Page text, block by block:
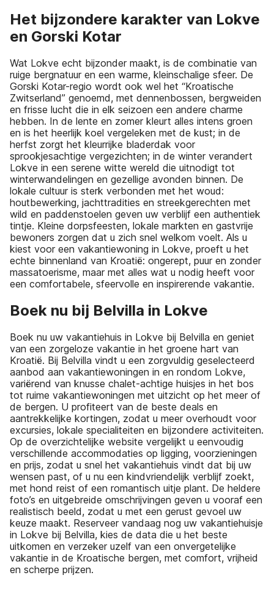
Het bijzondere karakter van Lokve
en Gorski Kotar
Wat Lokve echt bijzonder maakt, is de combinatie van
ruige bergnatuur en een warme, kleinschalige sfeer. De
Gorski Kotar-regio wordt ook wel het “Kroatische
Zwitserland” genoemd, met dennenbossen, bergweiden
en frisse lucht die in elk seizoen een andere charme
hebben. In de lente en zomer kleurt alles intens groen
en is het heerlijk koel vergeleken met de kust; in de
herfst zorgt het kleurrijke bladerdak voor
sprookjesachtige vergezichten; in de winter verandert
Lokve in een serene witte wereld die uitnodigt tot
winterwandelingen en gezellige avonden binnen. De
lokale cultuur is sterk verbonden met het woud:
houtbewerking, jachttradities en streekgerechten met
wild en paddenstoelen geven uw verblijf een authentiek
tintje. Kleine dorpsfeesten, lokale markten en gastvrije
bewoners zorgen dat u zich snel welkom voelt. Als u
kiest voor een vakantiewoning in Lokve, proeft u het
echte binnenland van Kroatië: ongerept, puur en zonder
massatoerisme, maar met alles wat u nodig heeft voor
een comfortabele, sfeervolle en inspirerende vakantie.
Boek nu bij Belvilla in Lokve
Boek nu uw vakantiehuis in Lokve bij Belvilla en geniet
van een zorgeloze vakantie in het groene hart van
Kroatië. Bij Belvilla vindt u een zorgvuldig geselecteerd
aanbod aan vakantiewoningen in en rondom Lokve,
variërend van knusse chalet-achtige huisjes in het bos
tot ruime vakantiewoningen met uitzicht op het meer of
de bergen. U profiteert van de beste deals en
aantrekkelijke kortingen, zodat u meer overhoudt voor
excursies, lokale specialiteiten en bijzondere activiteiten.
Op de overzichtelijke website vergelijkt u eenvoudig
verschillende accommodaties op ligging, voorzieningen
en prijs, zodat u snel het vakantiehuis vindt dat bij uw
wensen past, of u nu een kindvriendelijk verblijf zoekt,
met hond reist of een romantisch uitje plant. De heldere
foto’s en uitgebreide omschrijvingen geven u vooraf een
realistisch beeld, zodat u met een gerust gevoel uw
keuze maakt. Reserveer vandaag nog uw vakantiehuisje
in Lokve bij Belvilla, kies de data die u het beste
uitkomen en verzeker uzelf van een onvergetelijke
vakantie in de Kroatische bergen, met comfort, vrijheid
en scherpe prijzen.